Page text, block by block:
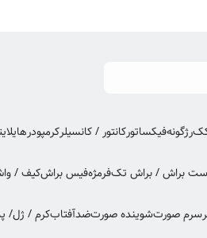
رژگونهفیکساتورکانتور / کانسیلرکرمپودر
ست براش / براش تکفرمژهفیس براشکیف /
سرم صورتشوینده صورتضدآفتابکرم / ژل/